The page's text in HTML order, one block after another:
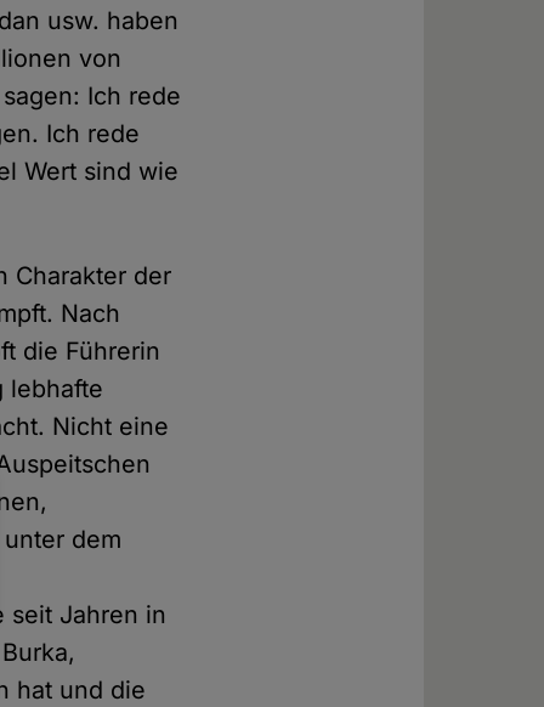
usw. haben
von
Ich rede
Ich rede
Wert sind wie
Charakter der
Nach
die Führerin
lebhafte
Nicht eine
dem
seit Jahren in
hat und die